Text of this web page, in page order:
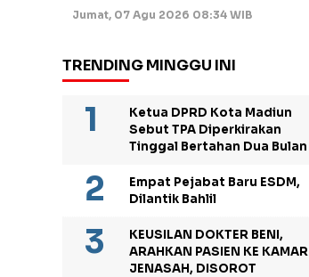
Jumat, 07 Agu 2026 08:34 WIB
TRENDING MINGGU INI
Ketua DPRD Kota Madiun
Sebut TPA Diperkirakan
Tinggal Bertahan Dua Bulan
Empat Pejabat Baru ESDM,
Dilantik Bahlil
KEUSILAN DOKTER BENI,
ARAHKAN PASIEN KE KAMAR
JENASAH, DISOROT